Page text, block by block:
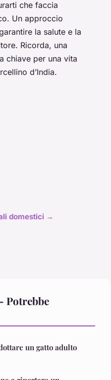
che faccia
Un approccio
la salute e la
Ricorda, una
chiave per una vita
d’India.
domestici →
Potrebbe
un gatto adulto